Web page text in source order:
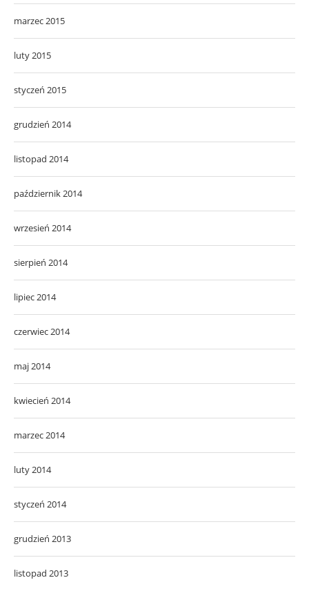
marzec 2015
luty 2015
styczeń 2015
grudzień 2014
listopad 2014
październik 2014
wrzesień 2014
sierpień 2014
lipiec 2014
czerwiec 2014
maj 2014
kwiecień 2014
marzec 2014
luty 2014
styczeń 2014
grudzień 2013
listopad 2013